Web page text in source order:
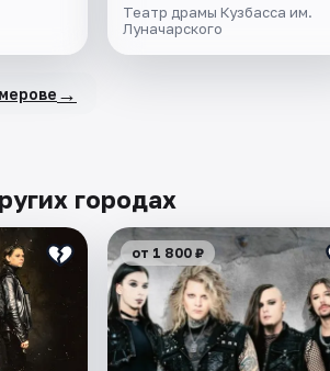
Театр драмы Кузбасса им.
Луначарского
→
городах
от 1 800 ₽